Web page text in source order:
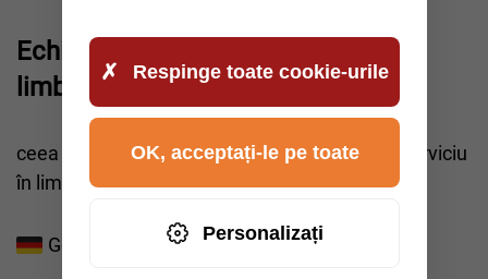
Echipa noastră vorbește mai multe
limbi
ceea ce ne permite să vă oferim cel mai bun serviciu
în limba preferată.
German Englisch
Respinge toate cookie-urile
Personalizați
OK, acceptați-le pe toate